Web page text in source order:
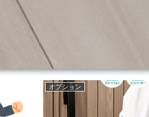
オプション